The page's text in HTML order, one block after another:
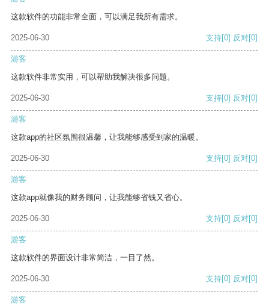
这款软件的功能非常全面，可以满足我所有需求。
2025-06-30 支持[0] 反对[0]
游客
这款软件非常实用，可以帮助我解决很多问题。
2025-06-30 支持[0] 反对[0]
游客
这款app的社区氛围很温馨，让我能够感受到家的温暖。
2025-06-30 支持[0] 反对[0]
游客
这款app就像我的财务顾问，让我能够省钱又省心。
2025-06-30 支持[0] 反对[0]
游客
这款软件的界面设计非常简洁，一目了然。
2025-06-30 支持[0] 反对[0]
游客